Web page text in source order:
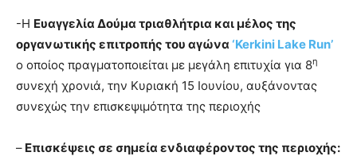
-Η Ευαγγελία Δούμα τριαθλήτρια και μέλος της
οργανωτικής επιτροπής του αγώνα ‘Kerkini Lake Run’
ο οποίος πραγματοποιείται με μεγάλη επιτυχία για 8η
συνεχή χρονιά, την Κυριακή 15 Ιουνίου, αυξάνοντας
συνεχώς την επισκεψιμότητα της περιοχής
– Επισκέψεις σε σημεία ενδιαφέροντος της περιοχής: